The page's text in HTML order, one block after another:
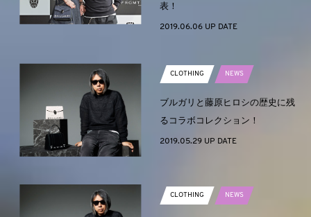
表！
2019.06.06 UP DATE
CLOTHING NEWS
ブルガリと藤原ヒロシの歴史に残
るコラボコレクション！
2019.05.29 UP DATE
CLOTHING NEWS